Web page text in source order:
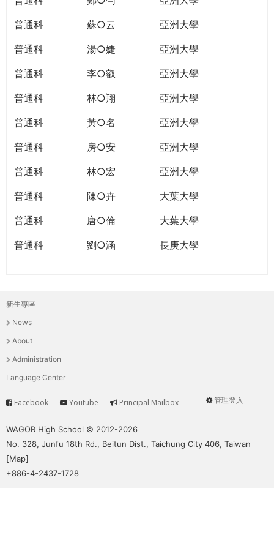
普通科
蘇○云
亞洲大學
普通科
湯○婕
亞洲大學
普通科
李○叡
亞洲大學
普通科
林○翔
亞洲大學
普通科
黃○名
亞洲大學
普通科
房○安
亞洲大學
普通科
林○宏
亞洲大學
普通科
陳○卉
大葉大學
普通科
唐○倫
大葉大學
普通科
劉○涵 長庚大學
主
選
單
新生專區
News
About
Administration
Language Center
User
管理登入
Service
Facebook Youtube Principal Mailbox
WAGOR High School © 2012-2026
No. 328, Junfu 18th Rd., Beitun Dist., Taichung City 406, Taiwan
[Map]
+886-4-2437-1728